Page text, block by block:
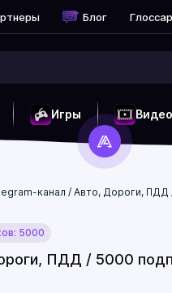
Блог
Игры
канал / Авто, Дороги, ПДД
5000
ПДД / 5000